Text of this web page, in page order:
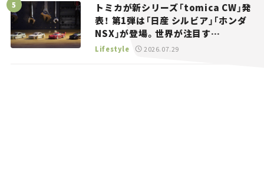
トミカが新シリーズ「tomica CW」発
表！ 第1弾は「日産 シルビア」「ホンダ
NSX」が登場。世界が注目す
る“JDM”に焦点【クルマとホビー】
Lifestyle 2026.07.29